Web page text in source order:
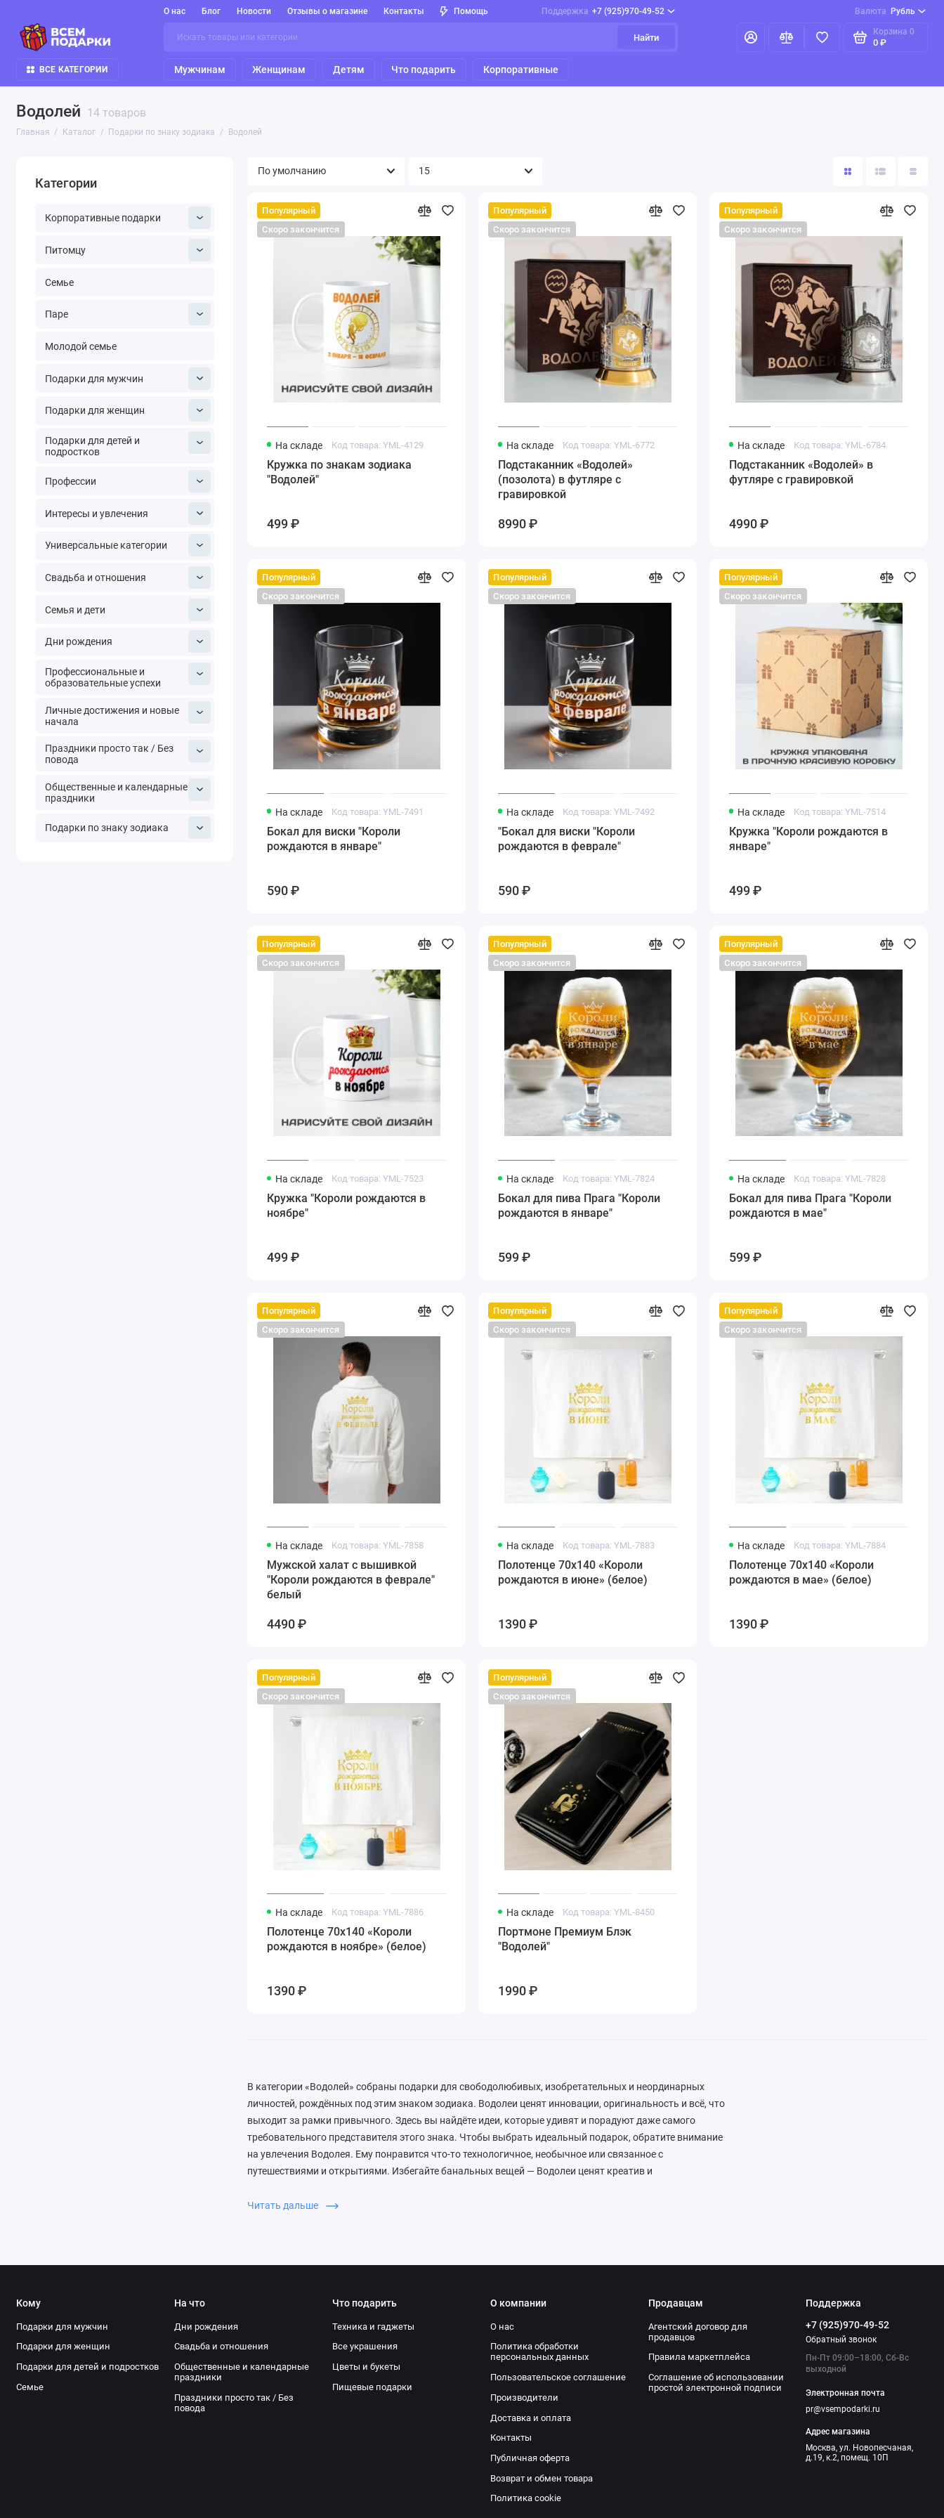
О нас Блог Новости Отзывы о магазине Контакты Помощь Поддержка +7 (925)970-49-52 Валюта Рубль
Найти
Корзина 0
0 ₽
ВСЕ КАТЕГОРИИ Мужчинам Женщинам Детям Что подарить Корпоративные
Водолей 14 товаров
Главная Каталог Подарки по знаку зодиака Водолей
Категории
Корпоративные подарки
Питомцу
Семье
Паре
Молодой семье
Подарки для мужчин
Подарки для женщин
Подарки для детей и
подростков
Профессии
Интересы и увлечения
Универсальные категории
Свадьба и отношения
Семья и дети
Дни рождения
Профессиональные и
образовательные успехи
Личные достижения и новые
начала
Праздники просто так / Без
повода
Общественные и календарные
праздники
Подарки по знаку зодиака
Популярный
Скоро закончится
На складе Код товара: YML-4129
Кружка по знакам зодиака
"Водолей"
499 ₽
Популярный
Скоро закончится
На складе Код товара: YML-6772
Подстаканник «Водолей»
(позолота) в футляре с
гравировкой
8990 ₽
Популярный
Скоро закончится
На складе Код товара: YML-6784
Подстаканник «Водолей» в
футляре с гравировкой
4990 ₽
Популярный
Скоро закончится
На складе Код товара: YML-7491
Бокал для виски "Короли
рождаются в январе"
590 ₽
Популярный
Скоро закончится
На складе Код товара: YML-7492
"Бокал для виски "Короли
рождаются в феврале"
590 ₽
Популярный
Скоро закончится
На складе Код товара: YML-7514
Кружка "Короли рождаются в
январе"
499 ₽
Популярный
Скоро закончится
На складе Код товара: YML-7523
Кружка "Короли рождаются в
ноябре"
499 ₽
Популярный
Скоро закончится
На складе Код товара: YML-7824
Бокал для пива Прага "Короли
рождаются в январе"
599 ₽
Популярный
Скоро закончится
На складе Код товара: YML-7828
Бокал для пива Прага "Короли
рождаются в мае"
599 ₽
Популярный
Скоро закончится
На складе Код товара: YML-7858
Мужской халат с вышивкой
"Короли рождаются в феврале"
белый
4490 ₽
Популярный
Скоро закончится
На складе Код товара: YML-7883
Полотенце 70х140 «Короли
рождаются в июне» (белое)
1390 ₽
Популярный
Скоро закончится
На складе Код товара: YML-7884
Полотенце 70х140 «Короли
рождаются в мае» (белое)
1390 ₽
Популярный
Скоро закончится
На складе Код товара: YML-7886
Полотенце 70х140 «Короли
рождаются в ноябре» (белое)
1390 ₽
Популярный
Скоро закончится
На складе Код товара: YML-8450
Портмоне Премиум Блэк
"Водолей"
1990 ₽
В категории «Водолей» собраны подарки для свободолюбивых, изобретательных и неординарных
личностей, рождённых под этим знаком зодиака. Водолеи ценят инновации, оригинальность и всё, что
выходит за рамки привычного. Здесь вы найдёте идеи, которые удивят и порадуют даже самого
требовательного представителя этого знака. Чтобы выбрать идеальный подарок, обратите внимание
на увлечения Водолея. Ему понравится что-то технологичное, необычное или связанное с
путешествиями и открытиями. Избегайте банальных вещей — Водолеи ценят креатив и
взгляд на мир. Отличные варианты: необычные гаджеты и аксессуары для умного дома, которые
Читать дальше
Кому
Подарки для мужчин
Подарки для женщин
Подарки для детей и подростков
Семье
На что
Дни рождения
Свадьба и отношения
Общественные и календарные
праздники
Праздники просто так / Без
повода
Что подарить
Техника и гаджеты
Все украшения
Цветы и букеты
Пищевые подарки
О компании
О нас
Политика обработки
персональных данных
Пользовательское соглашение
Производители
Доставка и оплата
Контакты
Публичная оферта
Возврат и обмен товара
Политика cookie
Продавцам
Агентский договор для
продавцов
Правила маркетплейса
Соглашение об использовании
простой электронной подписи
Поддержка
+7 (925)970-49-52
Обратный звонок
Пн-Пт 09:00–18:00, Сб-Вс
выходной
Электронная почта
pr@vsempodarki.ru
Адрес магазина
Москва, ул. Новопесчаная,
д.19, к.2, помещ. 10П